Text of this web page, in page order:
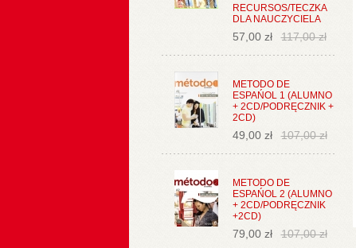
RECURSOS/TECZKA
DLA NAUCZYCIELA
57,00 zł 117,00 zł
METODO DE
ESPAŃOL 1 (ALUMNO
+ 2CD/PODRĘCZNIK +
2CD)
49,00 zł 107,00 zł
METODO DE
ESPAŃOL 2 (ALUMNO
+ 2CD/PODRĘCZNIK
+2CD)
79,00 zł 107,00 zł